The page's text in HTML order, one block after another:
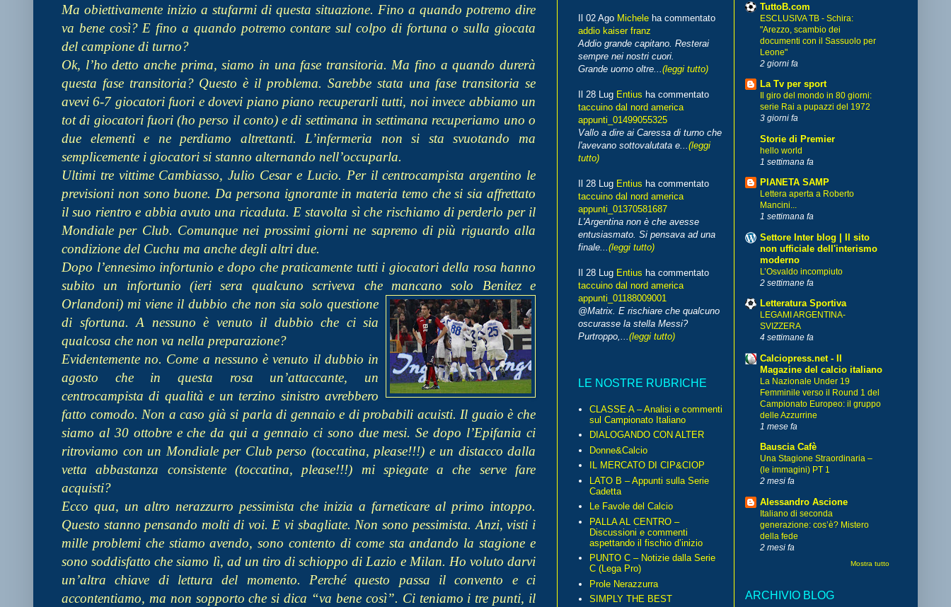
Ma obiettivamente inizio a stufarmi di questa situazione. Fino a quando potremo dire
va bene così? E fino a quando potremo contare sul colpo di fortuna o sulla giocata
del campione di turno?
Ok, l’ho detto anche prima, siamo in una fase transitoria. Ma fino a quando durerà
questa fase transitoria? Questo è il problema. Sarebbe stata una fase transitoria se
avevi 6-7 giocatori fuori e dovevi piano piano recuperarli tutti, noi invece abbiamo un
tot di giocatori fuori (ho perso il conto) e di settimana in settimana recuperiamo uno o
due elementi e ne perdiamo altrettanti. L’infermeria non si sta svuotando ma
semplicemente i giocatori si stanno alternando nell’occuparla.
Ultimi tre vittime Cambiasso, Julio Cesar e Lucio. Per il centrocampista argentino le
previsioni non sono buone. Da persona ignorante in materia temo che si sia affrettato
il suo rientro e abbia avuto una ricaduta. E stavolta sì che rischiamo di perderlo per il
Mondiale per Club. Comunque nei prossimi giorni ne sapremo di più riguardo alla
condizione del Cuchu ma anche degli altri due.
Dopo l’ennesimo infortunio e dopo che praticamente tutti i giocatori della rosa hanno
subito un infortunio (ieri sera qualcuno scriveva che mancano solo Benitez e
Orlandoni) mi viene il dubbio che non sia solo questione
di sfortuna. A nessuno è venuto il dubbio che ci sia
qualcosa che non va nella preparazione?
Evidentemente no. Come a nessuno è venuto il dubbio in
agosto che in questa rosa un’attaccante, un
centrocampista di qualità e un terzino sinistro avrebbero
fatto comodo. Non a caso già si parla di gennaio e di probabili acuisti. Il guaio è che
siamo al 30 ottobre e che da qui a gennaio ci sono due mesi. Se dopo l’Epifania ci
ritroviamo con un Mondiale per Club perso (toccatina, please!!!) e un distacco dalla
vetta abbastanza consistente (toccatina, please!!!) mi spiegate a che serve fare
acquisti?
Ecco qua, un altro nerazzurro pessimista che inizia a farneticare al primo intoppo.
Questo stanno pensando molti di voi. E vi sbagliate. Non sono pessimista. Anzi, visti i
mille problemi che stiamo avendo, sono contento di come sta andando la stagione e
sono soddisfatto che siamo lì, ad un tiro di schioppo di Lazio e Milan. Ho voluto darvi
un’altra chiave di lettura del momento. Perché questo passa il convento e ci
accontentiamo, ma non sopporto che si dica “va bene così”. Ci teniamo i tre punti, il
Il 02 Ago Michele ha commentato
addio kaiser franz
Addio grande capitano. Resterai
sempre nei nostri cuori.
Grande uomo oltre...(leggi tutto)
Il 28 Lug Entius ha commentato
taccuino dal nord america
appunti_01499055325
Vallo a dire ai Caressa di turno che
l'avevano sottovalutata e...(leggi
tutto)
Il 28 Lug Entius ha commentato
taccuino dal nord america
appunti_01370581687
L'Argentina non è che avesse
entusiasmato. Si pensava ad una
finale...(leggi tutto)
Il 28 Lug Entius ha commentato
taccuino dal nord america
appunti_01188009001
@Matrix. E rischiare che qualcuno
oscurasse la stella Messi?
Purtroppo,...(leggi tutto)
LE NOSTRE RUBRICHE
CLASSE A – Analisi e commenti
sul Campionato Italiano
DIALOGANDO CON ALTER
Donne&Calcio
IL MERCATO DI CIP&CIOP
LATO B – Appunti sulla Serie
Cadetta
Le Favole del Calcio
PALLA AL CENTRO –
Discussioni e commenti
aspettando il fischio d’inizio
PUNTO C – Notizie dalla Serie
C (Lega Pro)
Prole Nerazzurra
SIMPLY THE BEST
TuttoB.com
ESCLUSIVA TB - Schira:
"Arezzo, scambio dei
documenti con il Sassuolo per
Leone"
2 giorni fa
La Tv per sport
Il giro del mondo in 80 giorni:
serie Rai a pupazzi del 1972
3 giorni fa
Storie di Premier
hello world
1 settimana fa
PIANETA SAMP
Lettera aperta a Roberto
Mancini...
1 settimana fa
Settore Inter blog | Il sito
non ufficiale dell'interismo
moderno
L’Osvaldo incompiuto
2 settimane fa
Letteratura Sportiva
LEGAMI ARGENTINA-
SVIZZERA
4 settimane fa
Calciopress.net - Il
Magazine del calcio italiano
La Nazionale Under 19
Femminile verso il Round 1 del
Campionato Europeo: il gruppo
delle Azzurrine
1 mese fa
Bauscia Cafè
Una Stagione Straordinaria –
(le immagini) PT 1
2 mesi fa
Alessandro Ascione
Italiano di seconda
generazione: cos’è? Mistero
della fede
2 mesi fa
Mostra tutto
ARCHIVIO BLOG